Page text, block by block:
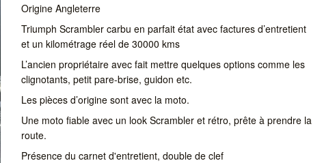
Origine Angleterre
Triumph Scrambler carbu en parfait état avec factures d’entretient
et un kilométrage réel de 30000 kms
L’ancien propriétaire avec fait mettre quelques options comme les
clignotants, petit pare-brise, guidon etc.
Les pièces d’origine sont avec la moto.
Une moto fiable avec un look Scrambler et rétro, prête à prendre la
route.
Présence du carnet d'entretient, double de clef